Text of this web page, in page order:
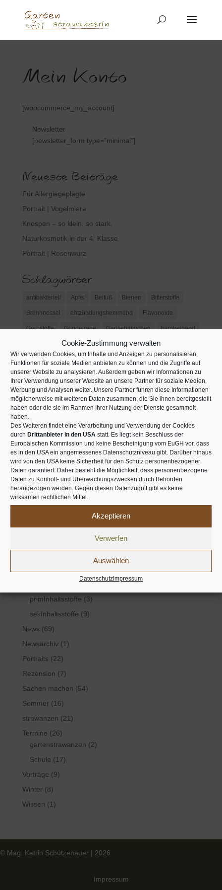
Cookie-Zustimmung verwalten
Wir verwenden Cookies, um Inhalte und Anzeigen zu personalisieren,
Funktionen für soziale Medien anbieten zu können und die Zugriffe auf
unserer Website zu analysieren. Außerdem geben wir Informationen zu
Ihrer Verwendung unserer Website an unsere Partner für soziale Medien,
Werbung und Analysen weiter. Unsere Partner führen diese Informationen
möglicherweise mit weiteren Daten zusammen, die Sie ihnen bereitgestellt
haben oder die sie im Rahmen Ihrer Nutzung der Dienste gesammelt
haben.
Des Weiteren findet eine Verarbeitung und Verwendung der Cookies
durch Drittanbieter in den USA statt. Es liegt kein Beschluss der
Europäischen Kommission und keine Bescheinigung vom EuGH vor, dass
es in den USA ein angemessenes Datenschutzniveau gibt. Darüber hinaus
wird von den USA keine Sicherheit für den Schutz personenbezogener
Daten garantiert. Daher besteht die Möglichkeit, dass personenbezogene
Daten zu Kontroll- und Überwachungszwecken durch Behörden
herangezogen werden. Gegen diesen Datenzugriff gibt es keine
wirksamen rechtlichen Mittel.
Akzeptieren
Verwerfen
Auswählen
DatenschutzImpressum
Mein Konto
[woocommerce_my_account]
Newsletter
[newsletter_form type="minimal"]
Neueste Beiträge
Für Allergiegeplagte
Portrait | Vogelmiere
Knospen – so klein. so stark.
Naturkosmetik in der 4. Klasse
Portrait | Rosenwurz
Schlagwörter
antibakteriell Apfel Beifuß Bienen Bitterstoffe
Brennnessel entzündungshemmend Flavonoide
Gerbstoffe Gundelrebe Gänseblümchen harntreibend
Hautbeschwerden Herz-Kreislauf-Erkrankungen
Husten Hydrolat Johanniskraut Kieselsäure
Kräuterwanderung Lavendel Leber Löwenzahn
Melisse Minze Pyhra Rezension Rheuma
Rosmarin Salbei Saponine schleimlösend
Schleimstoffe
stoffwechselanregend Thymian Veilchen
verdauungsfördernd Vitamin C Vogelmiere Workshop
Zitronenmelisse ätherische Öle
Kategorien
ätherische Öle(13)
Impressionen(7)
primInhaltsstoffe (3)
sekInhaltsstoffe (9)
News (69)
Newsarchiv(1)
Portraits (22)
Rezension (7)
Sachen machen (54)
Sommer (16)
strawanzen (21)
Termine (26)
gartenstrawanzen (2)
Schule (17)
Vorträge (9)
Winter (8)
Wissen (1)
© Mag. Katrin Schützenauer | 2026
Impressum